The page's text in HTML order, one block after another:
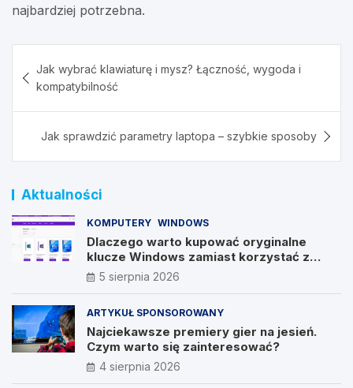
najbardziej potrzebna.
wpisu
Jak wybrać klawiaturę i mysz? Łączność, wygoda i
kompatybilność
Jak sprawdzić parametry laptopa – szybkie sposoby
Aktualności
KOMPUTERY WINDOWS
Dlaczego warto kupować oryginalne
klucze Windows zamiast korzystać z
nieautoryzowanych źródeł?
5 sierpnia 2026
ARTYKUŁ SPONSOROWANY
Najciekawsze premiery gier na jesień.
Czym warto się zainteresować?
4 sierpnia 2026